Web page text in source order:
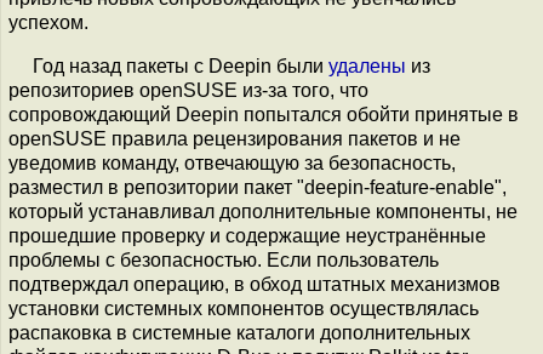
успехом.
Год назад пакеты с Deepin были удалены из
репозиториев openSUSE из-за того, что
сопровождающий Deepin попытался обойти принятые в
openSUSE правила рецензирования пакетов и не
уведомив команду, отвечающую за безопасность,
разместил в репозитории пакет "deepin-feature-enable",
который устанавливал дополнительные компоненты, не
прошедшие проверку и содержащие неустранённые
проблемы с безопасностью. Если пользователь
подтверждал операцию, в обход штатных механизмов
установки системных компонентов осуществлялась
распаковка в системные каталоги дополнительных